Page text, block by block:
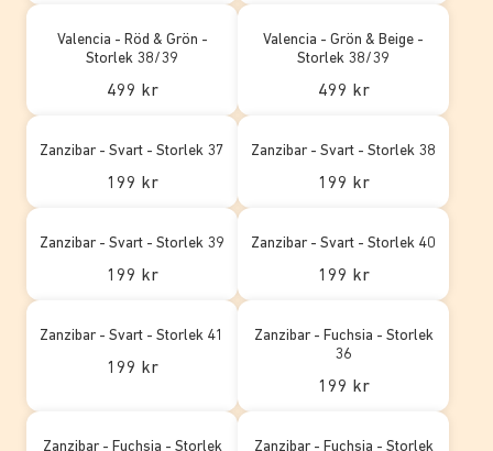
Valencia - Röd & Grön -
Storlek 38/39
499 kr
Valencia - Grön & Beige -
Storlek 38/39
499 kr
Zanzibar - Svart - Storlek 37
199 kr
Zanzibar - Svart - Storlek 38
199 kr
Zanzibar - Svart - Storlek 39
199 kr
Zanzibar - Svart - Storlek 40
199 kr
Zanzibar - Svart - Storlek 41
199 kr
Zanzibar - Fuchsia - Storlek
36
199 kr
Zanzibar - Fuchsia - Storlek
Zanzibar - Fuchsia - Storlek